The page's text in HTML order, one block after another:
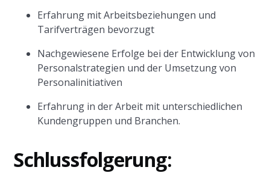
Erfahrung mit Arbeitsbeziehungen und
Tarifverträgen bevorzugt
Nachgewiesene Erfolge bei der Entwicklung von
Personalstrategien und der Umsetzung von
Personalinitiativen
Erfahrung in der Arbeit mit unterschiedlichen
Kundengruppen und Branchen.
Schlussfolgerung: